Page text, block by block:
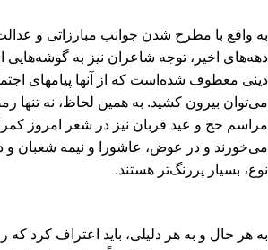
به واقع با مطرح شدن جوانب مبارزاتى و
دهه‏‌هاى اخیر، توجه شاعران نیز به گوشه‏‌هایى
دینى معطوف شده‏‌است که از آنها پیامهاى
مى‏‌توان بیرون کشید. به همین لحاظ، نه تنها
مراسم حج و عید قربان نیز در شعر امروز
مى‏‌خورند و در عوض، عاشورا و نیمه شعبان و
نوع، بسیار پررنگ‏‌تر هستند.
به هر حال و به هر دلیلى، باید اعتراف کرد